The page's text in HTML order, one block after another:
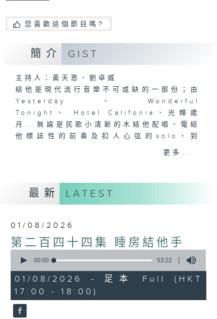
您喜歡這個節目嗎?
簡介 GIST
主持人：黃天恩、劉卓威
結他是現代流行音樂不可或缺的一部份；由
Yesterday、Wonderful
Tonight、 Hotel Califonia、光輝歲
月...無論是民歌小清新的木結他配唱、電結
他標誌性的前奏及扣人心弦的solo，到
finger style木結他的one man band，
為搶鏡。本節目旨在介紹以結他為主的音樂，
透過不同環節向聽眾介紹結他有關的知識、音
樂及文化。
更多...
最新 LATEST
01/08/2026
第二百四十四集 睡房結他手
seconds
53
minutes,
22
seconds
00:00 53:22
01/08/2026 - 足本 Full (HKT
17:00 - 18:00)